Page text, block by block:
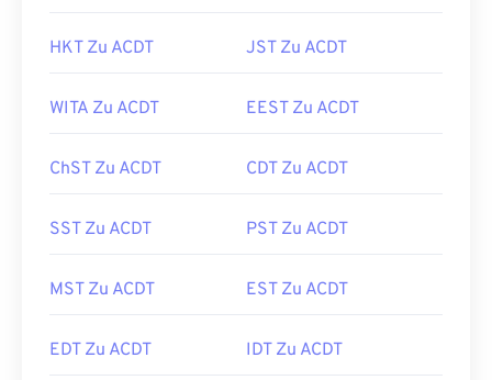
HKT Zu ACDT JST Zu ACDT
WITA Zu ACDT EEST Zu ACDT
ChST Zu ACDT CDT Zu ACDT
SST Zu ACDT PST Zu ACDT
MST Zu ACDT EST Zu ACDT
EDT Zu ACDT IDT Zu ACDT